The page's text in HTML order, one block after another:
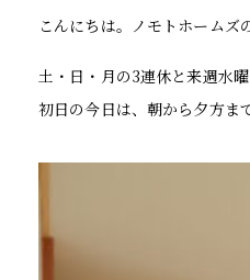
こんにちは。ノモトホームズ
土・日・月の3連休と来週水
初日の今日は、朝から夕方ま